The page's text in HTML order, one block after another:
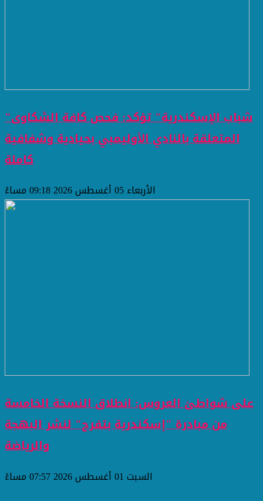
"شباب الإسكندرية" تؤكد: فحص كافة الشكاوى
المتعلقة بالنادي الأوليمبي بحيادية وشفافية
كاملة
الأربعاء 05 أغسطس 2026 09:18 مساءً
على شواطئ العروس: انطلاق النسخة الخامسة
من مبادرة "إسكندرية بتفرح" لنشر البهجة
والرياضة
السبت 01 أغسطس 2026 07:57 مساءً